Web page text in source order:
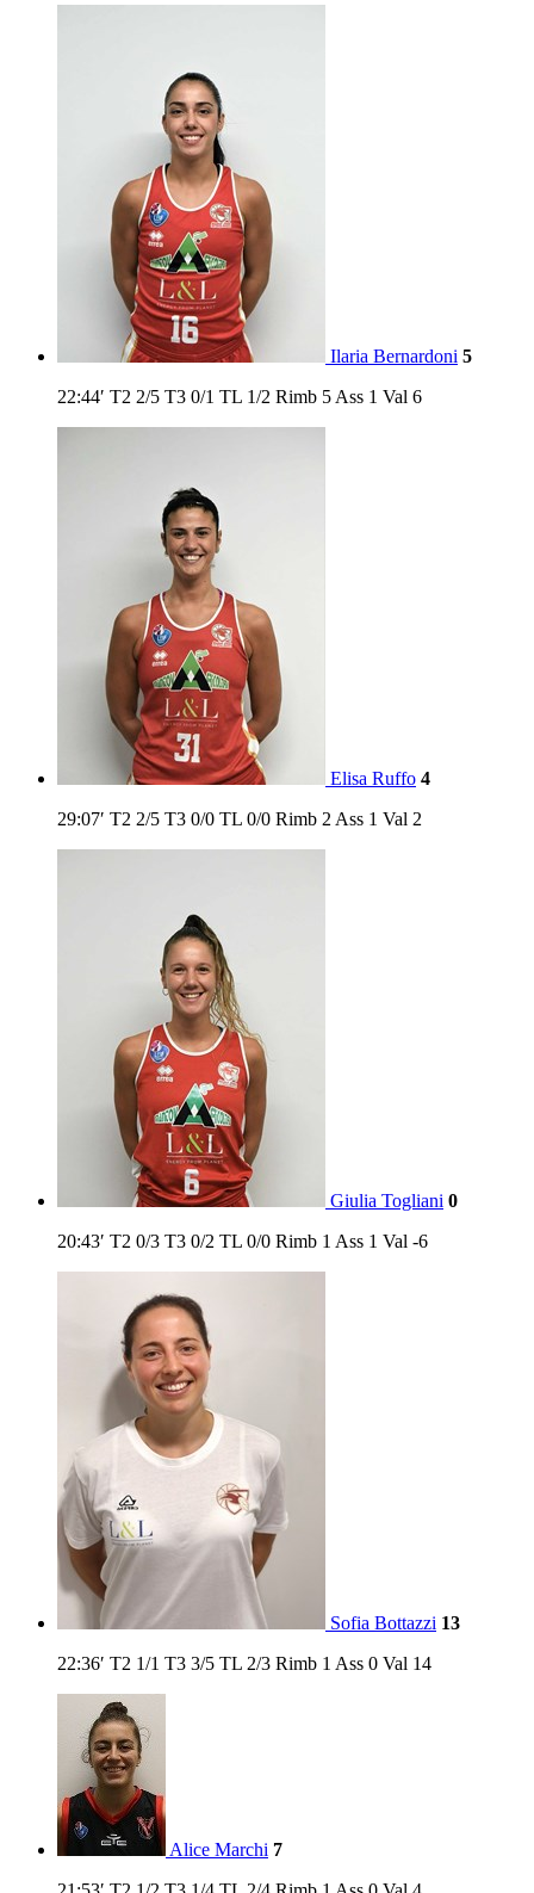
Ilaria Bernardoni 5
22:44′ T2 2/5 T3 0/1 TL 1/2 Rimb 5 Ass 1 Val 6
Elisa Ruffo 4
29:07′ T2 2/5 T3 0/0 TL 0/0 Rimb 2 Ass 1 Val 2
Giulia Togliani 0
20:43′ T2 0/3 T3 0/2 TL 0/0 Rimb 1 Ass 1 Val -6
Sofia Bottazzi 13
22:36′ T2 1/1 T3 3/5 TL 2/3 Rimb 1 Ass 0 Val 14
Alice Marchi 7